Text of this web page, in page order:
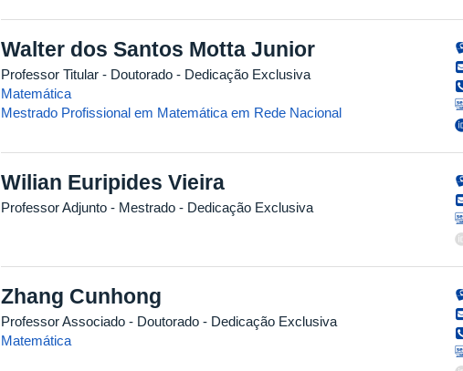
Walter dos Santos Motta Junior
Professor Titular - Doutorado - Dedicação Exclusiva
Matemática
Mestrado Profissional em Matemática em Rede Nacional
Wilian Euripides Vieira
Professor Adjunto - Mestrado - Dedicação Exclusiva
Zhang Cunhong
Professor Associado - Doutorado - Dedicação Exclusiva
Matemática